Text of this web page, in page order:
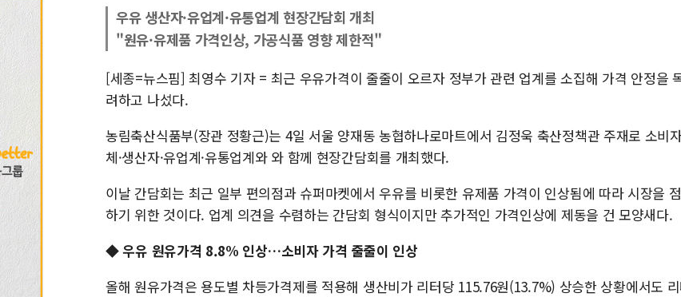
용산공원·그린벨트로 또 충돌…반복
우유 생산자·유업계·유통업계 현장간담회 개최
"원유·유제품 가격인상, 가공식품 영향 제한적"
[세종=뉴스핌] 최영수 기자 = 최근 우유가격이 줄줄이 오르자 정부가 관련 업계를 소집해 가격 안정을
려하고 나섰다.
농림축산식품부(장관 정황근)는 4일 서울 양재동 농협하나로마트에서 김정욱 축산정책관 주재로 소비
체·생산자·유업계·유통업계와 와 함께 현장간담회를 개최했다.
이날 간담회는 최근 일부 편의점과 슈퍼마켓에서 우유를 비롯한 유제품 가격이 인상됨에 따라 시장을
하기 위한 것이다. 업계 의견을 수렴하는 간담회 형식이지만 추가적인 가격인상에 제동을 건 모양새다.
◆ 우유 원유가격 8.8% 인상…소비자 가격 줄줄이 인상
올해 원유가격은 용도별 차등가격제를 적용해 생산비가 리터당 115.76원(13.7%) 상승한 상황에서도